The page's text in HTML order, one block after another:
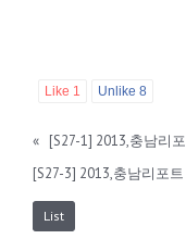
Like 1 Unlike 8
« [S27-1] 2013,충남리
[S27-3] 2013,충남리포
List